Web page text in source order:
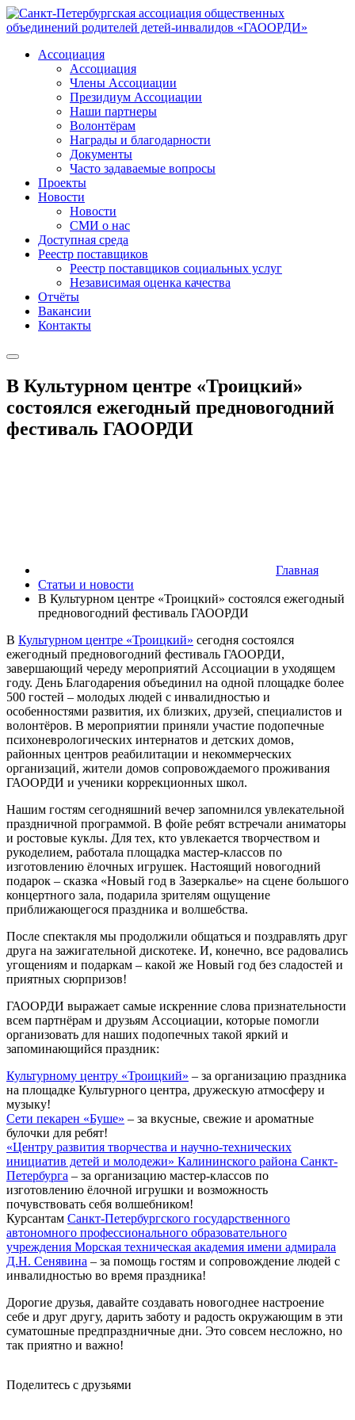
Ассоциация
Ассоциация
Члены Ассоциации
Президиум Ассоциации
Наши партнеры
Волонтёрам
Награды и благодарности
Документы
Часто задаваемые вопросы
Проекты
Новости
Новости
СМИ о нас
Доступная среда
Реестр поставщиков
Реестр поставщиков социальных услуг
Независимая оценка качества
Отчёты
Вакансии
Контакты
В Культурном центре «Троицкий»
состоялся ежегодный предновогодний
фестиваль ГАООРДИ
Главная
Статьи и новости
В Культурном центре «Троицкий» состоялся ежегодный
предновогодний фестиваль ГАООРДИ
В Культурном центре «Троицкий» сегодня состоялся
ежегодный предновогодний фестиваль ГАООРДИ,
завершающий череду мероприятий Ассоциации в уходящем
году. День Благодарения объединил на одной площадке более
500 гостей – молодых людей с инвалидностью и
особенностями развития, их близких, друзей, специалистов и
волонтёров. В мероприятии приняли участие подопечные
психоневрологических интернатов и детских домов,
районных центров реабилитации и некоммерческих
организаций, жители домов сопровождаемого проживания
ГАООРДИ и ученики коррекционных школ.
Нашим гостям сегодняшний вечер запомнился увлекательной
праздничной программой. В фойе ребят встречали аниматоры
и ростовые куклы. Для тех, кто увлекается творчеством и
рукоделием, работала площадка мастер-классов по
изготовлению ёлочных игрушек. Настоящий новогодний
подарок – сказка «Новый год в Зазеркалье» на сцене большого
концертного зала, подарила зрителям ощущение
приближающегося праздника и волшебства.
После спектакля мы продолжили общаться и поздравлять друг
друга на зажигательной дискотеке. И, конечно, все радовались
угощениям и подаркам – какой же Новый год без сладостей и
приятных сюрпризов!
ГАООРДИ выражает самые искренние слова признательности
всем партнёрам и друзьям Ассоциации, которые помогли
организовать для наших подопечных такой яркий и
запоминающийся праздник:
Культурному центру «Троицкий» – за организацию праздника
на площадке Культурного центра, дружескую атмосферу и
музыку!
Сети пекарен «Буше» – за вкусные, свежие и ароматные
булочки для ребят!
«Центру развития творчества и научно-технических
инициатив детей и молодежи» Калининского района Санкт-
Петербурга – за организацию мастер-классов по
изготовлению ёлочной игрушки и возможность
почувствовать себя волшебником!
Курсантам Санкт-Петербургского государственного
автономного профессионального образовательного
учреждения Морская техническая академия имени адмирала
Д.Н. Сенявина – за помощь гостям и сопровождение людей с
инвалидностью во время праздника!
Дорогие друзья, давайте создавать новогоднее настроение
себе и друг другу, дарить заботу и радость окружающим в эти
суматошные предпраздничные дни. Это совсем несложно, но
так приятно и важно!
Поделитесь с друзьями